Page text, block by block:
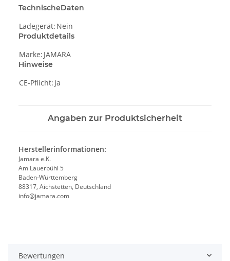
TechnischeDaten
Ladegerät: Nein
Produktdetails
Marke: JAMARA
Hinweise
CE-Pflicht: Ja
Angaben zur Produktsicherheit
Herstellerinformationen:
Jamara e.K.
Am Lauerbühl 5
Baden-Württemberg
88317, Aichstetten, Deutschland
info@jamara.com
Bewertungen